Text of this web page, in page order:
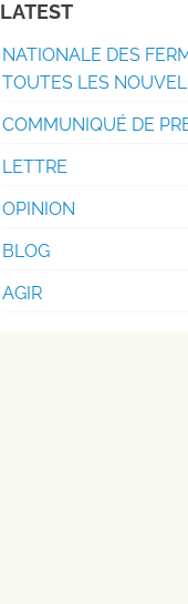
LATEST
NATIONALE DES
TOUTES LES
COMMUNIQUÉ DE
LETTRE
OPINION
BLOG
AGIR